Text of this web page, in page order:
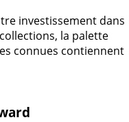
investissement dans
la palette
connues contiennent